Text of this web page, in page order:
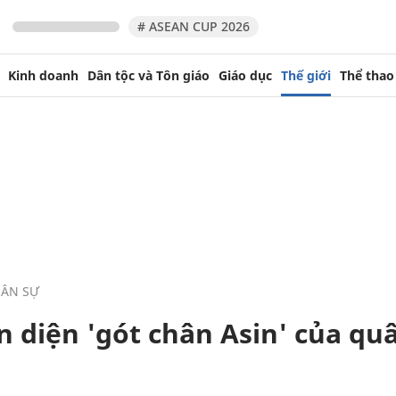
# ASEAN CUP 2026
Kinh doanh Dân tộc và Tôn giáo Giáo dục Thế giới Thể thao
SỰ
diện 'gót chân Asin' của